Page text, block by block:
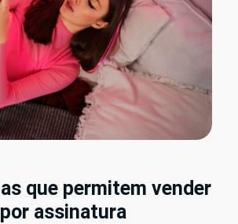
que permitem vender
assinatura